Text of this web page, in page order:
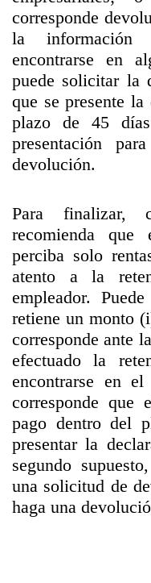
corresponde
la
encontrarse en
puede solicitar la
que se presente
plazo de 45
presentación
devolución.
Para finalizar,
recomienda que
perciba solo
atento a la
empleador.
retiene un monto
corresponde ante
efectuado la
encontrarse en
corresponde que
pago dentro del
presentar la
segundo
una solicitud de
haga una